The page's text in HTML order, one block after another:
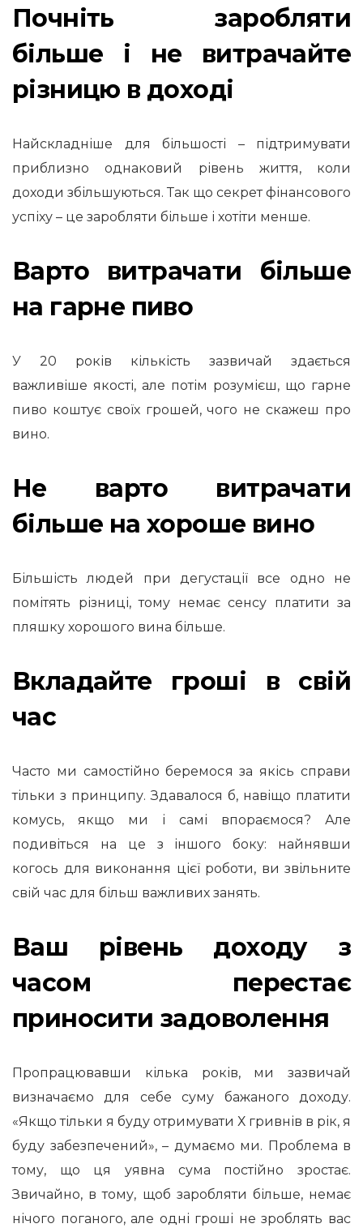
Почніть заробляти
більше і не витрачайте
різницю в доході
Найскладніше для більшості – підтримувати
приблизно однаковий рівень життя, коли
доходи збільшуються. Так що секрет фінансового
успіху – це заробляти більше і хотіти менше.
Варто витрачати більше
на гарне пиво
У 20 років кількість зазвичай здається
важливіше якості, але потім розумієш, що гарне
пиво коштує своїх грошей, чого не скажеш про
вино.
Не варто витрачати
більше на хороше вино
Більшість людей при дегустації все одно не
помітять різниці, тому немає сенсу платити за
пляшку хорошого вина більше.
Вкладайте гроші в свій
час
Часто ми самостійно беремося за якісь справи
тільки з принципу. Здавалося б, навіщо платити
комусь, якщо ми і самі впораємося? Але
подивіться на це з іншого боку: найнявши
когось для виконання цієї роботи, ви звільните
свій час для більш важливих занять.
Ваш рівень доходу з
часом перестає
приносити задоволення
Пропрацювавши кілька років, ми зазвичай
визначаємо для себе суму бажаного доходу.
«Якщо тільки я буду отримувати Х гривнів в рік, я
буду забезпечений», – думаємо ми. Проблема в
тому, що ця уявна сума постійно зростає.
Звичайно, в тому, щоб заробляти більше, немає
нічого поганого, але одні гроші не зроблять вас